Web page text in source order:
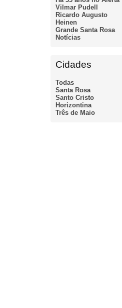
Vilmar Pudell
Ricardo Augusto
Heinen
Grande Santa Rosa
Notícias
Cidades
Todas
Santa Rosa
Santo Cristo
Horizontina
Três de Maio